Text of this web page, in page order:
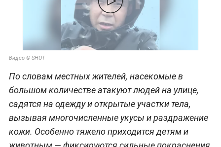
Видео © SHOT
По словам местных жителей, насекомые в
большом количестве атакуют людей на улице,
садятся на одежду и открытые участки тела,
вызывая многочисленные укусы и раздражение
кожи. Особенно тяжело приходится детям и